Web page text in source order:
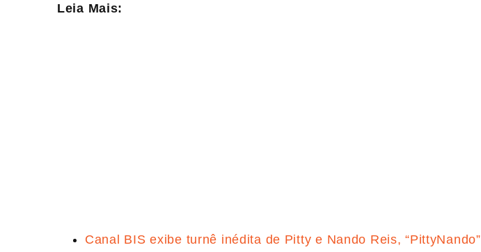
Leia Mais:
Canal BIS exibe turnê inédita de Pitty e Nando Reis, “PittyNando”